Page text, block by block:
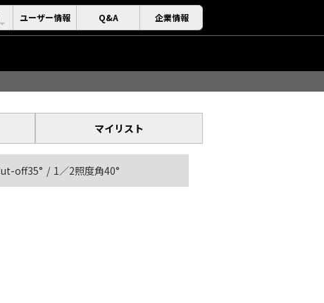
ユーザー情報 Q&A 企業情報
マイリスト
off35° 1／2照度角40°